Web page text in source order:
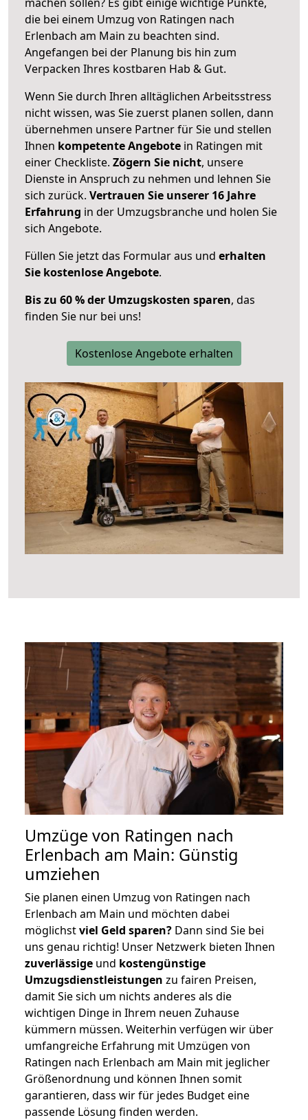
die bei einem Umzug von Ratingen nach
Erlenbach am Main zu beachten sind.
Angefangen bei der Planung bis hin zum
Verpacken Ihres kostbaren Hab & Gut.
Wenn Sie durch Ihren alltäglichen Arbeitsstress
nicht wissen, was Sie zuerst planen sollen, dann
übernehmen unsere Partner für Sie und stellen
Ihnen kompetente Angebote in Ratingen mit
einer Checkliste. Zögern Sie nicht, unsere
Dienste in Anspruch zu nehmen und lehnen Sie
sich zurück. Vertrauen Sie unserer 16 Jahre
Erfahrung in der Umzugsbranche und holen Sie
sich Angebote.
Füllen Sie jetzt das Formular aus und erhalten
Sie kostenlose Angebote.
Bis zu 60 % der Umzugskosten sparen, das
finden Sie nur bei uns!
Kostenlose Angebote erhalten
Umzüge von Ratingen nach
Erlenbach am Main: Günstig
umziehen
Sie planen einen Umzug von Ratingen nach
Erlenbach am Main und möchten dabei
möglichstviel Geld sparen? Dann sind Sie bei
uns genau richtig! Unser Netzwerk bieten Ihnen
zuverlässige und kostengünstige
Umzugsdienstleistungen zu fairen Preisen,
damit Sie sich um nichts anderes als die
wichtigen Dinge in Ihrem neuen Zuhause
kümmern müssen. Weiterhin verfügen wir über
umfangreiche Erfahrung mit Umzügen von
Ratingen nach Erlenbach am Main mit jeglicher
Größenordnung und können Ihnen somit
garantieren, dass wir für jedes Budget eine
passende Lösung finden werden.